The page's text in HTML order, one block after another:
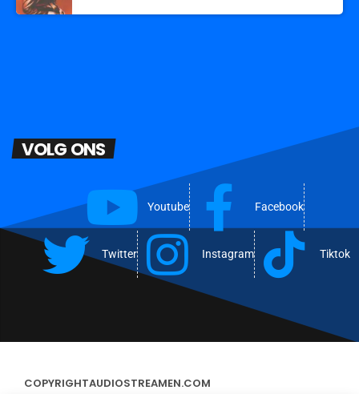
VOLG ONS
Youtube Facebook
Twitter Instagram Tiktok
COPYRIGHTAUDIOSTREAMEN.COM